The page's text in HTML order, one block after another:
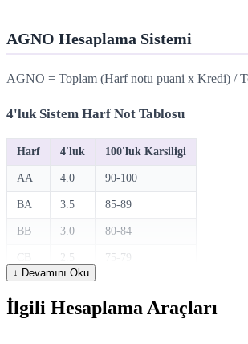
AGNO Hesaplama Sistemi
AGNO = Toplam (Harf notu puani x Kredi) /
4'luk Sistem Harf Not Tablosu
Harf 4'luk 100'luk Karsiligi
AA 4.0 90-100
BA 3.5 85-89
BB 3.0 80-84
CB 2.5 75-79
CC 2.0
DC 1.5 58-64
↓ Devamını Oku
İlgili Hesaplama Araçları